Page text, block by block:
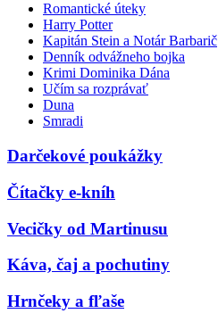
Romantické úteky
Harry Potter
Kapitán Stein a Notár Barbarič
Denník odvážneho bojka
Krimi Dominika Dána
Učím sa rozprávať
Duna
Smradi
Darčekové poukážky
Čítačky e-kníh
Vecičky od Martinusu
Káva, čaj a pochutiny
Hrnčeky a fľaše